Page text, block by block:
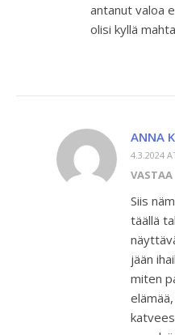
antanut valoa
olisi kyllä
ANNA
4.3.2024
VASTAA
Siis
täällä
jään
miten